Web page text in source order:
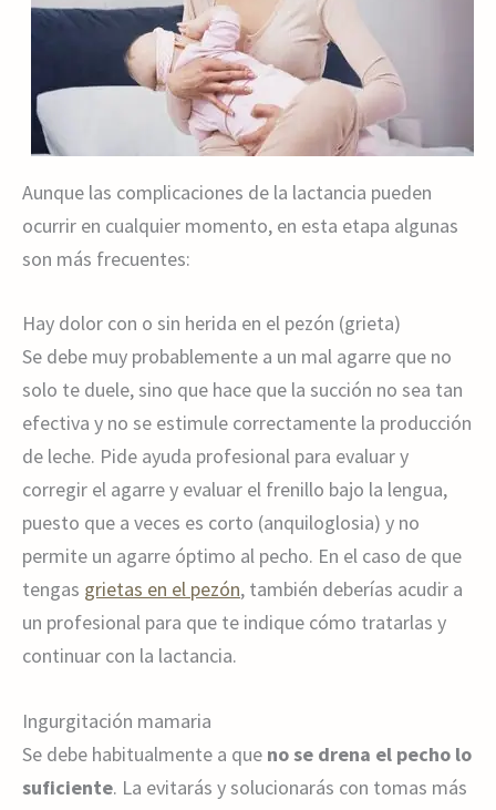
Aunque las complicaciones de la lactancia pueden
ocurrir en cualquier momento, en esta etapa algunas
son más frecuentes:
Hay dolor con o sin herida en el pezón (grieta)
Se debe muy probablemente a un mal agarre que no
solo te duele, sino que hace que la succión no sea tan
efectiva y no se estimule correctamente la producción
de leche. Pide ayuda profesional para evaluar y
corregir el agarre y evaluar el frenillo bajo la lengua,
puesto que a veces es corto (anquiloglosia) y no
permite un agarre óptimo al pecho. En el caso de que
tengas grietas en el pezón, también deberías acudir a
un profesional para que te indique cómo tratarlas y
continuar con la lactancia.
Ingurgitación mamaria
Se debe habitualmente a que no se drena el pecho lo
suficiente. La evitarás y solucionarás con tomas más